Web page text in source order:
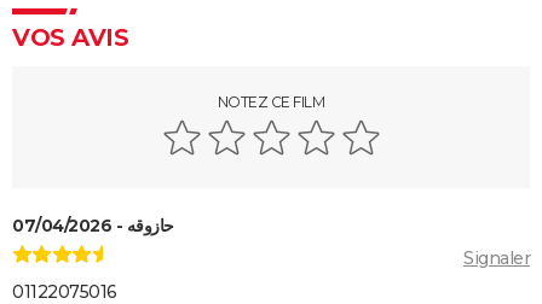
Princesse Mononoké
Les Bad Guys
VOS AVIS
NOTEZ CE FILM
حازوقه - 07/04/2026
Signaler
01122075016